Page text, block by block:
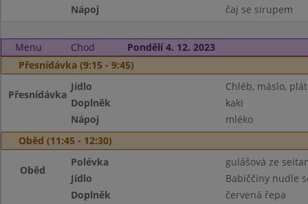
Nápoj
čaj se sirupem
Menu Chod
Pondělí 4. 12. 2023
Přesnídávka (9:15 - 9:45)
Přesnídávka
Jídlo
Chléb, máslo,
Doplněk
kaki
Nápoj
mléko
Oběd (11:45 - 12:30)
Oběd
Polévka
gulášová ze
Jídlo
Babiččiny nudle
Doplněk
červená řepa